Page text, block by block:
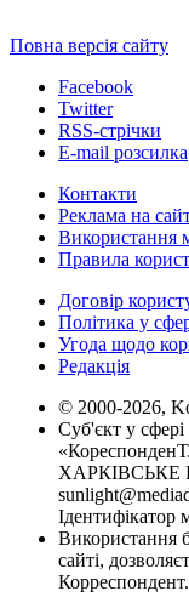
Повна версія сайту
Facebook
Twitter
RSS-стрічки
E-mail розсилка
Контакти
Реклама на
Використання
Правила
Договір
Політика у
Угода щодо
Редакція
© 2000-2026,
Суб'єкт у
ХАРКІВСЬКЕ
Ідентифікатор
Використання
сайті,